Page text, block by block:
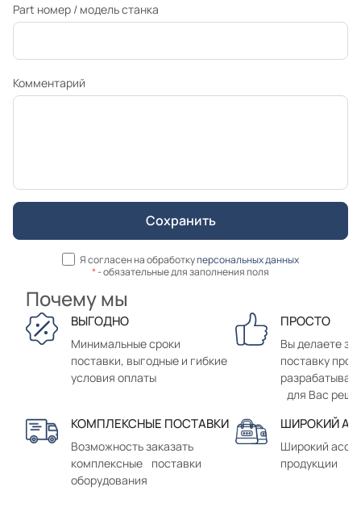
Part номер / модель станка
Комментарий
Я согласен на обработкуперсональных данных
*- обязательные для заполнения поля
Почему мы
ВЫГОДНО
Минимальные сроки
поставки, выгодные и гибкие
условия оплаты
ПРОСТО
Вы делаете
поставку
для Вас
КОМПЛЕКСНЫЕ ПОСТАВКИ
Возможность заказать
комплексные поставки
оборудования
ШИРОКИЙ
Широкий
продукции